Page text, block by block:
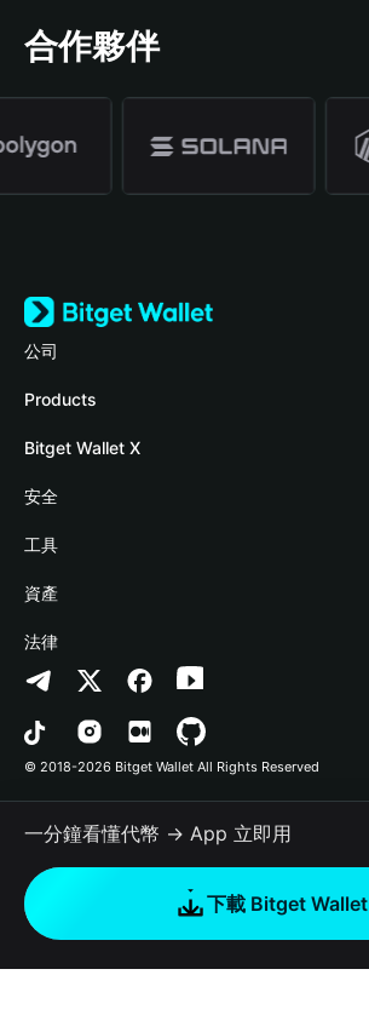
合作夥伴
公司
關於 Bitget Wallet
部落格
學院
加密資訊
幫助中心
‌聯繫我們
品牌資源
工作機會
Products
Crypto Card
Stablecoin Earn
Payfi Crypto
Crypto Swap API
Altcoin Season Index
Prediction Markets
DApp
RWA
如何購買加密貨幣
Bitget Wallet X
開發者文件
連接錢包
Bitget Wallet Pay
合作上架
安全
風險保障基金
安全防護技術
工具
快捷買幣
授權檢測
合約檢測
批次轉帳
資產
Arbitrum
Avalanche
Bitcoin
Polygon
法律
隱私協議
用戶使用協議
© 2018-2026 Bitget Wallet All Rights Reserved
一分鐘看懂代幣 → App 立即用
下載 Bitget Wallet